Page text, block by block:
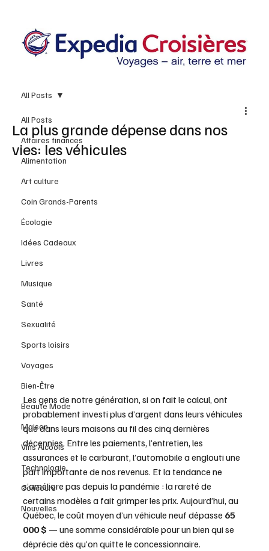
All Posts
Affaires finances
Alimentation
Art culture
Coin Grands-Parents
Écologie
Idées Cadeaux
Livres
Musique
Santé
Sexualité
Sports loisirs
Voyages
Bien-Être
Beauté Mode
Maison
Vins Alcools
Technologie
Concours
Nouvelles
All Posts
La plus grande dépense dans nos
vies: les véhicules
Les gens de notre génération, si on fait le calcul, ont
probablement investi plus d’argent dans leurs véhicules
que dans leurs maisons au fil des cinq dernières
décennies. Entre les paiements, l’entretien, les
assurances et le carburant, l’automobile a englouti une
part importante de nos revenus. Et la tendance ne
s’améliore pas depuis la pandémie : la rareté de
certains modèles a fait grimper les prix. Aujourd’hui, au
Québec, le coût moyen d’un véhicule neuf dépasse 65
000 $ — une somme considérable pour un bien qui se
déprécie dès qu’on quitte le concessionnaire.